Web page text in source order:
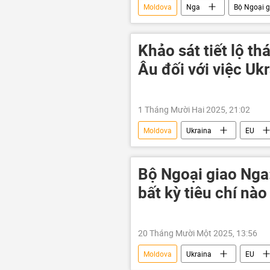
Moldova Nga Bộ Ngoại
Vladimir Zelensky
Thế giới
Brussels
Hoa Kỳ
Liên minh châu Âu
Khảo sát tiết lộ
Âu đối với việc
1 Tháng Mười Hai 2025, 21:02
Moldova Ukraina EU
Dmitry Peskov
Vladimir
Pháp
Ba Lan
Tây Ban Nha
Anh
Bộ Ngoại giao
bất kỳ tiêu chí
20 Tháng Mười Một 2025, 13:56
Moldova Ukraina EU